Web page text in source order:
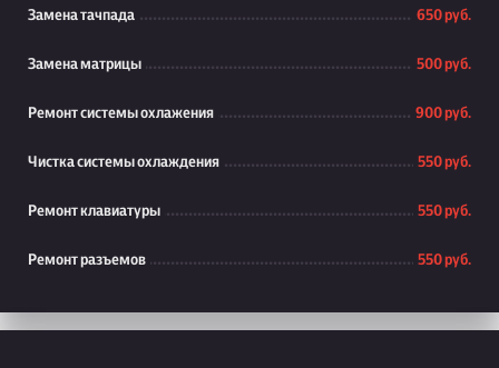
Замена тачпада 650 руб.
Замена матрицы 500 руб.
Ремонт системы охлажения 900 руб.
Чистка системы охлаждения 550 руб.
Ремонт клавиатуры 550 руб.
Ремонт разъемов 550 руб.